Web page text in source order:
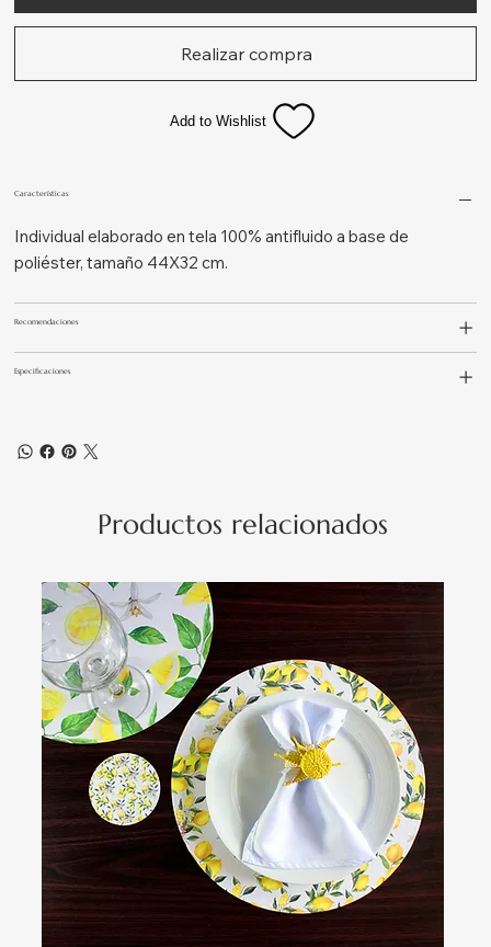
Realizar compra
Add to Wishlist
Características
Individual elaborado en tela 100% antifluido a base de
poliéster, tamaño 44X32 cm.
Recomendaciones
Especificaciones
Productos relacionados